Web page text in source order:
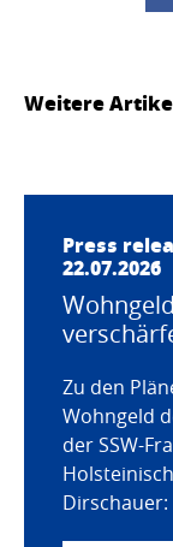
Weitere
Press
22.07.2026
Zu den
Wohngeld
der SSW-
Dirschauer: